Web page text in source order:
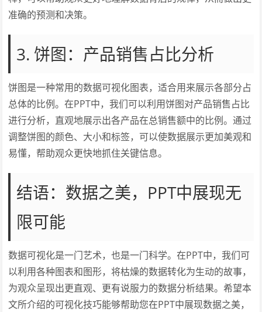
准确的预测和决策。
3. 饼图：产品销售占比分析
饼图是一种常用的数据可视化图表，适合用来展示各部分占
总体的比例。在PPT中，我们可以利用饼图对产品销售占比
进行分析，直观地展示出各产品在总销售额中的比例。通过
调整饼图的颜色、大小和标签，可以使数据展示更加美观和
易懂，帮助观众更快地抓住关键信息。
结语：数据之美，PPT中展现无
限可能
数据可视化是一门艺术，也是一门科学。在PPT中，我们可
以利用各种图表和图形，将枯燥的数据转化为生动的故事，
为观众呈现出更直观、更有说服力的数据分析结果。希望本
文所介绍的可视化技巧能够帮助您在PPT中展现数据之美，